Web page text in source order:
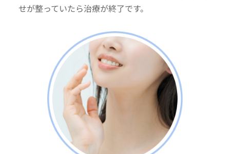
せが整っていたら治療が終了です。